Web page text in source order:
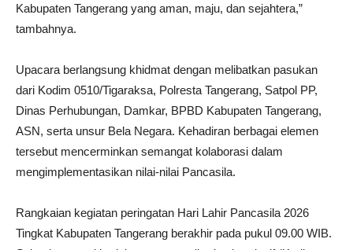
Kabupaten Tangerang yang aman, maju, dan sejahtera,”
tambahnya.
Upacara berlangsung khidmat dengan melibatkan pasukan
dari Kodim 0510/Tigaraksa, Polresta Tangerang, Satpol PP,
Dinas Perhubungan, Damkar, BPBD Kabupaten Tangerang,
ASN, serta unsur Bela Negara. Kehadiran berbagai elemen
tersebut mencerminkan semangat kolaborasi dalam
mengimplementasikan nilai-nilai Pancasila.
Rangkaian kegiatan peringatan Hari Lahir Pancasila 2026
Tingkat Kabupaten Tangerang berakhir pada pukul 09.00 WIB.